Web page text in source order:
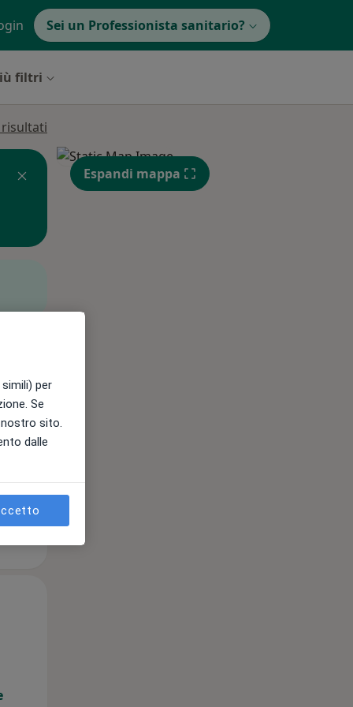
Sei un Professionista sanitario?
filtri
Espandi mappa
per
Se
sito.
dalle